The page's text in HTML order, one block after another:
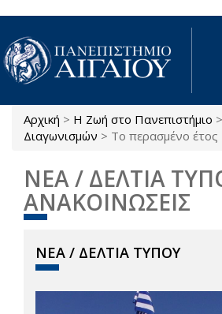
Παράκαμψη προς το κυρίως περιεχόμενο
Είστε εδώ
Αρχική > Η Ζωή στο Πανεπιστήμιο >
Διαγωνισμών > Το περασμένο έτος
ΝΕΑ / ΔΕΛΤΙΑ
ΑΝΑΚΟΙΝΩΣΕΙΣ
ΝΕΑ / ΔΕΛΤΙΑ ΤΥΠΟΥ